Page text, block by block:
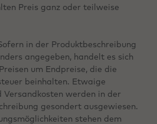
Preis ganz oder teilweise
in der Produktbeschreibung
angegeben, handelt es sich
um Endpreise, die die
beinhalten. Etwaige
Versandkosten werden in der
gesondert ausgewiesen.
stehen dem